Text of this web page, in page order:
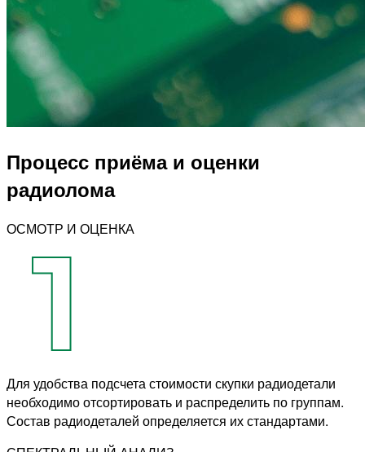
Процесс приёма и оценки
радиолома
ОСМОТР И ОЦЕНКА
Для удобства подсчета стоимости скупки радиодетали
необходимо отсортировать и распределить по группам.
Состав радиодеталей определяется их стандартами.